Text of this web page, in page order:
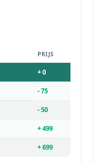
PRIJS
+ 0
- 75
- 50
+ 499
+ 699